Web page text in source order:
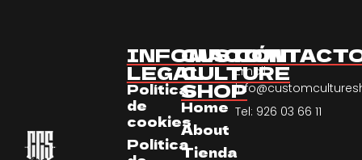
CUSTOM
CULTURE
SHOP
Home
About
Tienda
Email:
Tel: 926 03 66 11
INFOMACIÓN
LEGAL
Política
de
cookies
Política